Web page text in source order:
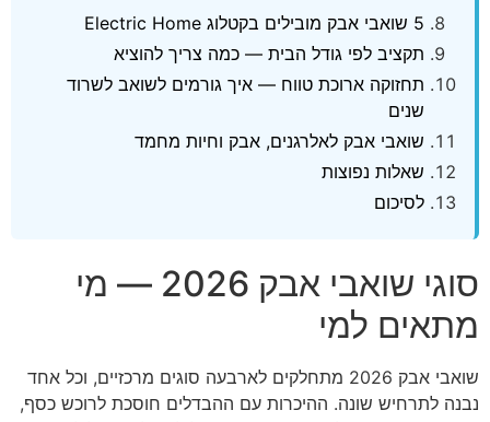
5 שואבי אבק מובילים בקטלוג Electric Home
תקציב לפי גודל הבית — כמה צריך להוציא
תחזוקה ארוכת טווח — איך גורמים לשואב לשרוד
שנים
שואבי אבק לאלרגנים, אבק וחיות מחמד
שאלות נפוצות
לסיכום
סוגי שואבי אבק 2026 — מי
מתאים למי
שואבי אבק 2026 מתחלקים לארבעה סוגים מרכזיים, וכל אחד
נבנה לתרחיש שונה. ההיכרות עם ההבדלים חוסכת לרוכש כסף,